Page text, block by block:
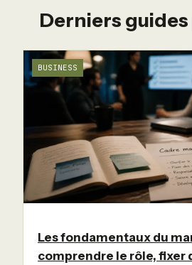
Derniers
BUSINESS
Les fondamentaux du
comprendre le rôle, fixer